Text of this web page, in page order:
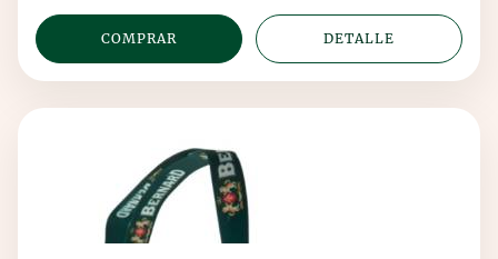
COMPRAR DETALLE